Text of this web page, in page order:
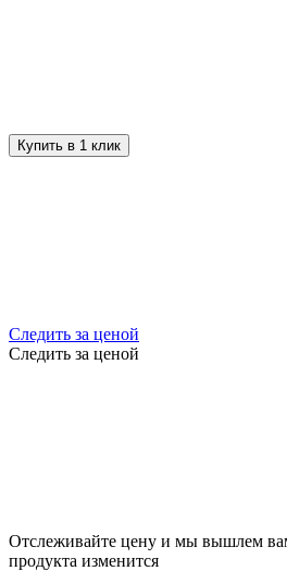
Купить в 1 клик
Следить за ценой
Следить за ценой
Отслеживайте цену и мы вышлем
продукта изменится